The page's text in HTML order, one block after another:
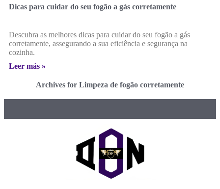
Dicas para cuidar do seu fogão a gás corretamente
Descubra as melhores dicas para cuidar do seu fogão a gás
corretamente, assegurando a sua eficiência e segurança na
cozinha.
Leer más »
Archives for Limpeza de fogão corretamente